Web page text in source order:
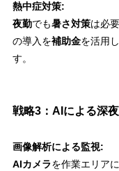
熱中症対策:
夜勤でも暑さ対策は必
の導入を補助金を活用
す。
戦略3：AIによる深
画像解析による監視:
AIカメラを作業エリアに